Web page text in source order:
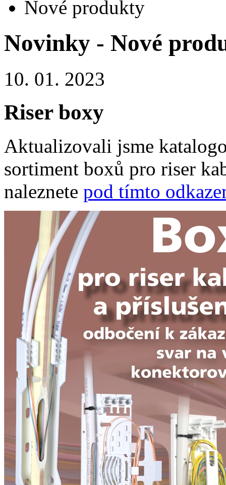
Nové produkty
Novinky - Nové
10. 01. 2023
Riser boxy
Aktualizovali jsme
sortiment boxů pro riser
naleznete pod tímto